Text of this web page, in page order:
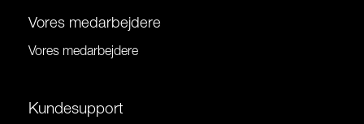
Vores medarbejdere
Vores medarbejdere
Kundesupport